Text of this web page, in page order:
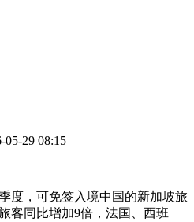
29 08:15
，可免签入境中国的新加坡旅
客同比增加9倍，法国、西班